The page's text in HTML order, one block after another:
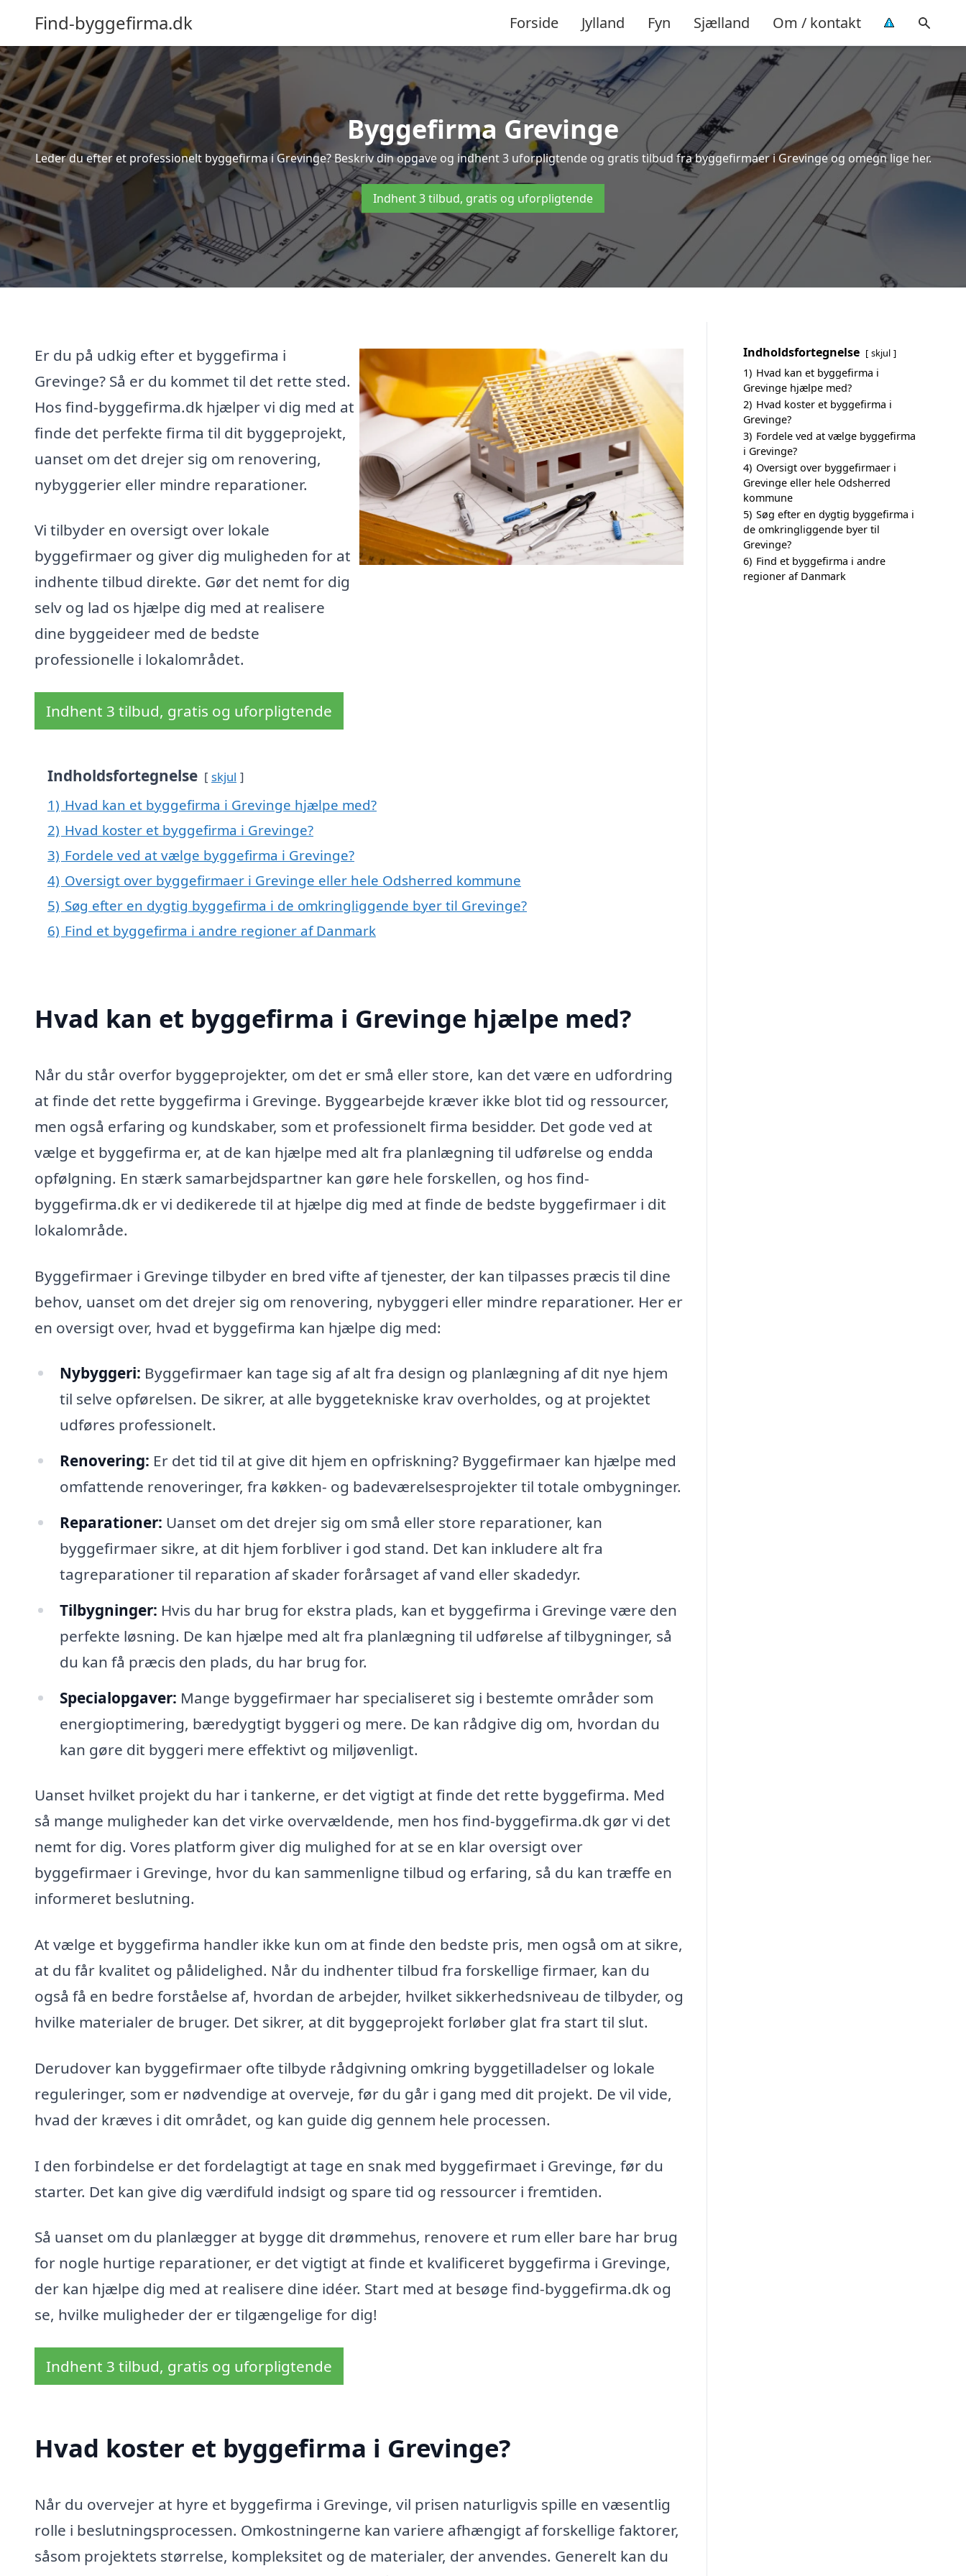
Find-byggefirma.dk Forside Jylland Fyn Sjælland Om / kontakt
Byggefirma Grevinge
Leder du efter et professionelt byggefirma i Grevinge? Beskriv din opgave og indhent 3 uforpligtende og gratis tilbud fra byggefirmaer i Grevinge og omegn lige her.
Indhent 3 tilbud, gratis og uforpligtende
Er du på udkig efter et byggefirma i
Grevinge? Så er du kommet til det rette sted.
Hos find-byggefirma.dk hjælper vi dig med at
finde det perfekte firma til dit byggeprojekt,
uanset om det drejer sig om renovering,
nybyggerier eller mindre reparationer.
Vi tilbyder en oversigt over lokale
byggefirmaer og giver dig muligheden for at
indhente tilbud direkte. Gør det nemt for dig
selv og lad os hjælpe dig med at realisere
dine byggeideer med de bedste
professionelle i lokalområdet.
Indhent 3 tilbud, gratis og uforpligtende
Indholdsfortegnelse skjul
1) Hvad kan et byggefirma i Grevinge hjælpe med?
2) Hvad koster et byggefirma i Grevinge?
3) Fordele ved at vælge byggefirma i Grevinge?
4) Oversigt over byggefirmaer i Grevinge eller hele Odsherred kommune
5) Søg efter en dygtig byggefirma i de omkringliggende byer til Grevinge?
6) Find et byggefirma i andre regioner af Danmark
Hvad kan et byggefirma i Grevinge hjælpe med?
Når du står overfor byggeprojekter, om det er små eller store, kan det være en udfordring
at finde det rette byggefirma i Grevinge. Byggearbejde kræver ikke blot tid og ressourcer,
men også erfaring og kundskaber, som et professionelt firma besidder. Det gode ved at
vælge et byggefirma er, at de kan hjælpe med alt fra planlægning til udførelse og endda
opfølgning. En stærk samarbejdspartner kan gøre hele forskellen, og hos find-
byggefirma.dk er vi dedikerede til at hjælpe dig med at finde de bedste byggefirmaer i dit
lokalområde.
Byggefirmaer i Grevinge tilbyder en bred vifte af tjenester, der kan tilpasses præcis til dine
behov, uanset om det drejer sig om renovering, nybyggeri eller mindre reparationer. Her er
en oversigt over, hvad et byggefirma kan hjælpe dig med:
Nybyggeri: Byggefirmaer kan tage sig af alt fra design og planlægning af dit nye hjem
til selve opførelsen. De sikrer, at alle byggetekniske krav overholdes, og at projektet
udføres professionelt.
Renovering: Er det tid til at give dit hjem en opfriskning? Byggefirmaer kan hjælpe med
omfattende renoveringer, fra køkken- og badeværelsesprojekter til totale ombygninger.
Reparationer: Uanset om det drejer sig om små eller store reparationer, kan
byggefirmaer sikre, at dit hjem forbliver i god stand. Det kan inkludere alt fra
tagreparationer til reparation af skader forårsaget af vand eller skadedyr.
Tilbygninger: Hvis du har brug for ekstra plads, kan et byggefirma i Grevinge være den
perfekte løsning. De kan hjælpe med alt fra planlægning til udførelse af tilbygninger, så
du kan få præcis den plads, du har brug for.
Specialopgaver: Mange byggefirmaer har specialiseret sig i bestemte områder som
energioptimering, bæredygtigt byggeri og mere. De kan rådgive dig om, hvordan du
kan gøre dit byggeri mere effektivt og miljøvenligt.
Uanset hvilket projekt du har i tankerne, er det vigtigt at finde det rette byggefirma. Med
så mange muligheder kan det virke overvældende, men hos find-byggefirma.dk gør vi det
nemt for dig. Vores platform giver dig mulighed for at se en klar oversigt over
byggefirmaer i Grevinge, hvor du kan sammenligne tilbud og erfaring, så du kan træffe en
informeret beslutning.
At vælge et byggefirma handler ikke kun om at finde den bedste pris, men også om at sikre,
at du får kvalitet og pålidelighed. Når du indhenter tilbud fra forskellige firmaer, kan du
også få en bedre forståelse af, hvordan de arbejder, hvilket sikkerhedsniveau de tilbyder, og
hvilke materialer de bruger. Det sikrer, at dit byggeprojekt forløber glat fra start til slut.
Derudover kan byggefirmaer ofte tilbyde rådgivning omkring byggetilladelser og lokale
reguleringer, som er nødvendige at overveje, før du går i gang med dit projekt. De vil vide,
hvad der kræves i dit området, og kan guide dig gennem hele processen.
I den forbindelse er det fordelagtigt at tage en snak med byggefirmaet i Grevinge, før du
starter. Det kan give dig værdifuld indsigt og spare tid og ressourcer i fremtiden.
Så uanset om du planlægger at bygge dit drømmehus, renovere et rum eller bare har brug
for nogle hurtige reparationer, er det vigtigt at finde et kvalificeret byggefirma i Grevinge,
der kan hjælpe dig med at realisere dine idéer. Start med at besøge find-byggefirma.dk og
se, hvilke muligheder der er tilgængelige for dig!
Indhent 3 tilbud, gratis og uforpligtende
Hvad koster et byggefirma i Grevinge?
Når du overvejer at hyre et byggefirma i Grevinge, vil prisen naturligvis spille en væsentlig
rolle i beslutningsprocessen. Omkostningerne kan variere afhængigt af forskellige faktorer,
såsom projektets størrelse, kompleksitet og de materialer, der anvendes. Generelt kan du
Indholdsfortegnelse skjul
1) Hvad kan et byggefirma i
Grevinge hjælpe med?
2) Hvad koster et byggefirma i
Grevinge?
3) Fordele ved at vælge byggefirma
i Grevinge?
4) Oversigt over byggefirmaer i
Grevinge eller hele Odsherred
kommune
5) Søg efter en dygtig byggefirma i
de omkringliggende byer til
Grevinge?
6) Find et byggefirma i andre
regioner af Danmark